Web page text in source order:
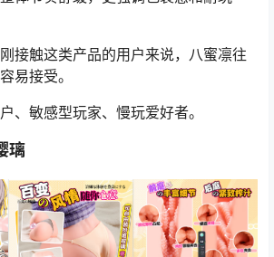
接触这类产品的用户来说，八蜜凛往
易接受。
、敏感型玩家、慢玩爱好者。
璃